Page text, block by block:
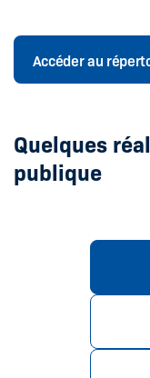
Accéder au
Quelques
publique